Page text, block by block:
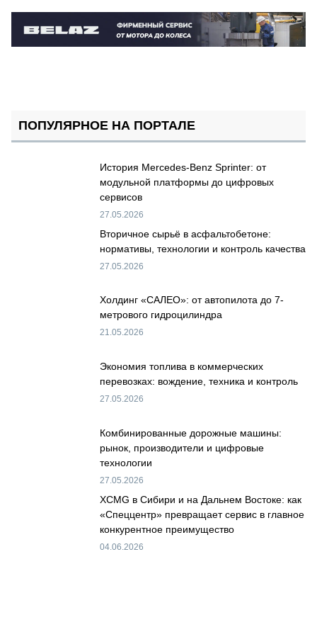
ПОПУЛЯРНОЕ НА ПОРТАЛЕ
История Mercedes-Benz Sprinter: от
модульной платформы до цифровых
сервисов
27.05.2026
Вторичное сырьё в асфальтобетоне:
нормативы, технологии и контроль качества
27.05.2026
Холдинг «САЛЕО»: от автопилота до 7-
метрового гидроцилиндра
21.05.2026
Экономия топлива в коммерческих
перевозках: вождение, техника и контроль
27.05.2026
Комбинированные дорожные машины:
рынок, производители и цифровые
технологии
27.05.2026
XCMG в Сибири и на Дальнем Востоке: как
«Спеццентр» превращает сервис в главное
конкурентное преимущество
04.06.2026